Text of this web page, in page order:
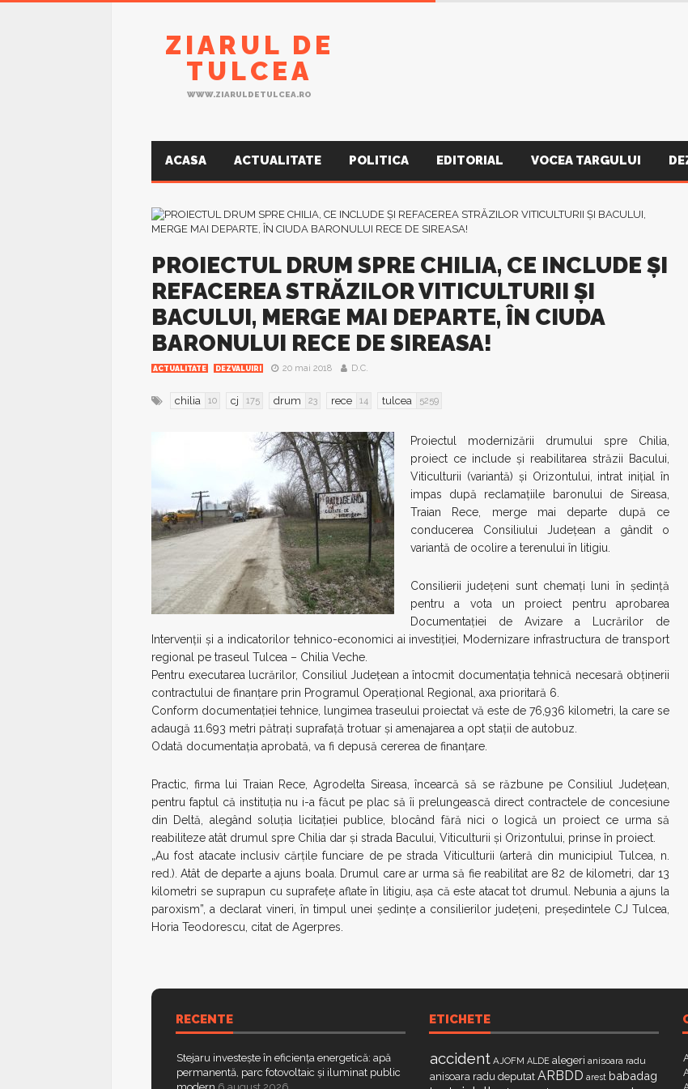
ZIARUL DE
TULCEA
WWW.ZIARULDETULCEA.RO
ACASA ACTUALITATE POLITICA EDITORIAL VOCEA TARGULUI
PROIECTUL DRUM SPRE CHILIA, CE INCLUDE ȘI
REFACEREA STRĂZILOR VITICULTURII ȘI
BACULUI, MERGE MAI DEPARTE, ÎN CIUDA
BARONULUI RECE DE SIREASA!
ACTUALITATE DEZVALUIRI 20 mai 2018 D.C.
chilia 10 cj 175 drum 23 rece 14 tulcea 5259
​Proiectul modernizării drumului spre Chilia,
proiect ce include și reabilitarea străzii Bacului,
Viticulturii (variantă) și Orizontului, intrat iniţial în
impas după reclamațiile baronului de Sireasa,
Traian Rece, merge mai departe după ce
conducerea Consiliului Județean a gândit o
variantă de ocolire a terenului în litigiu.
Consilierii județeni sunt chemați luni în ședință
pentru a vota un proiect pentru aprobarea
Documentaţiei de Avizare a Lucrărilor de
Intervenţii şi a indicatorilor tehnico-economici ai investiţiei, Modernizare infrastructura de transport
regional pe traseul Tulcea – Chilia Veche.
Pentru executarea lucrărilor, Consiliul Județean a întocmit documentația tehnică necesară obținerii
contractului de finanțare prin Programul Operațional Regional, axa prioritară 6.
Conform documentației tehnice, lungimea traseului proiectat vă este de 76,936 kilometri, la care se
adaugă 11.693 metri pătrați suprafață trotuar și amenajarea a opt stații de autobuz.
Odată documentația aprobată, va fi depusă cererea de finanțare.
Practic, firma lui Traian Rece, Agrodelta Sireasa, încearcă să se răzbune pe Consiliul Județean,
pentru faptul că instituția nu i-a făcut pe plac să îi prelungească direct contractele de concesiune
din Deltă, alegând soluția licitației publice, blocând fără nici o logică un proiect ce urma să
reabiliteze atât drumul spre Chilia dar și strada Bacului, Viticulturii și Orizontului, prinse în proiect.
„Au fost atacate inclusiv cărţile funciare de pe strada Viticulturii (arteră din municipiul Tulcea, n.
red.). Atât de departe a ajuns boala. Drumul care ar urma să fie reabilitat are 82 de kilometri, dar 13
kilometri se suprapun cu suprafeţe aflate în litigiu, aşa că este atacat tot drumul. Nebunia a ajuns la
paroxism”, a declarat vineri, în timpul unei şedinţe a consilierilor judeţeni, preşedintele CJ Tulcea,
Horia Teodorescu, citat de Agerpres.
RECENTE
Stejaru investește în eficiența energetică: apă
permanentă, parc fotovoltaic și iluminat public
ETICHETE
accident AJOFM ALDE alegeri anisoara radu
anisoara radu deputat ARBDD arest babadag